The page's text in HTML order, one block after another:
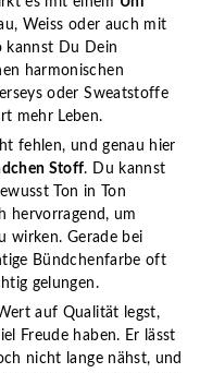
Weiss oder auch mit
kannst Du Dein
harmonischen
oder Sweatstoffe
mehr Leben.
fehlen, und genau hier
Stoff. Du kannst
Ton in Ton
hervorragend, um
wirken. Gerade bei
Bündchenfarbe oft
gelungen.
auf Qualität legst,
Freude haben. Er lässt
nicht lange nähst, und